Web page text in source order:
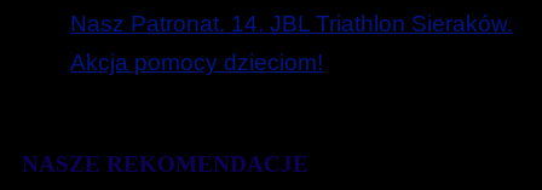
Nasz Patronat. 14. JBL Triathlon Sieraków.
Akcja pomocy dzieciom!
NASZE REKOMENDACJE